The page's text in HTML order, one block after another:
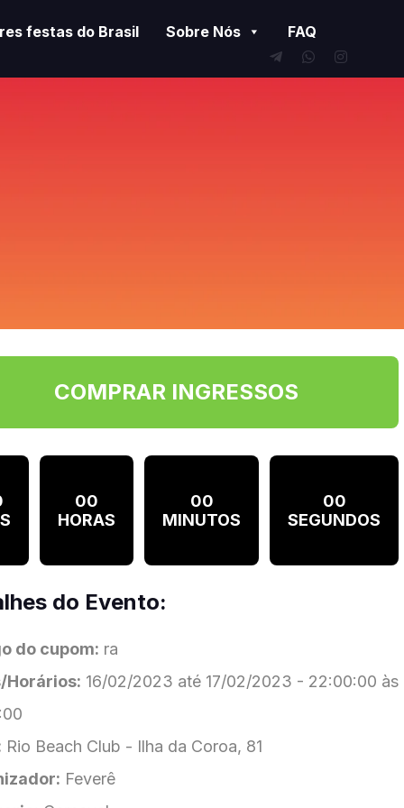
festas do Brasil Sobre Nós FAQ
COMPRAR INGRESSOS
00
HORAS
00
MINUTOS
00
SEGUNDOS
do Evento:
do cupom: ra
Horários: 16/02/2023 até 17/02/2023 - 22:00:00 às
Rio Beach Club - Ilha da Coroa, 81
Feverê